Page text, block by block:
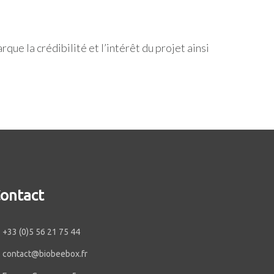
la crédibilité et l’intérêt du projet ainsi
+33 (0)5 56 21 75 44
contact@biobeebox.fr